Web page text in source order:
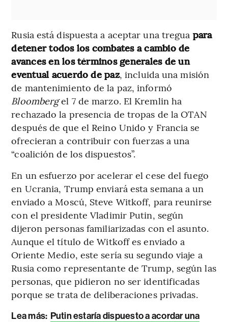
Rusia está dispuesta a aceptar una tregua para
detener todos los combates a cambio de
avances en los términos generales de un
eventual acuerdo de paz, incluida una misión
de mantenimiento de la paz, informó
Bloombergel 7 de marzo. El Kremlin ha
rechazado la presencia de tropas de la OTAN
después de que el Reino Unido y Francia se
ofrecieran a contribuir con fuerzas a una
“coalición de los dispuestos”.
En un esfuerzo por acelerar el cese del fuego
en Ucrania, Trump enviará esta semana a un
enviado a Moscú, Steve Witkoff, para reunirse
con el presidente Vladimir Putin, según
dijeron personas familiarizadas con el asunto.
Aunque el título de Witkoff es enviado a
Oriente Medio, este sería su segundo viaje a
Rusia como representante de Trump, según las
personas, que pidieron no ser identificadas
porque se trata de deliberaciones privadas.
Lea más: Putin estaría dispuesto a acordar una